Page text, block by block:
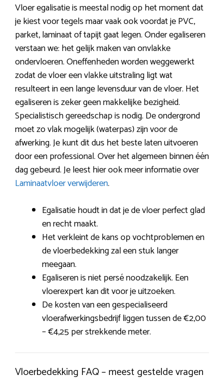
Vloer egalisatie is meestal nodig op het moment dat
je kiest voor tegels maar vaak ook voordat je PVC,
parket, laminaat of tapijt gaat legen. Onder egaliseren
verstaan we: het gelijk maken van onvlakke
ondervloeren. Oneffenheden worden weggewerkt
zodat de vloer een vlakke uitstraling ligt wat
resulteert in een lange levensduur van de vloer. Het
egaliseren is zeker geen makkelijke bezigheid.
Specialistisch gereedschap is nodig. De ondergrond
moet zo vlak mogelijk (waterpas) zijn voor de
afwerking. Je kunt dit dus het beste laten uitvoeren
door een professional. Over het algemeen binnen één
dag gebeurd. Je leest hier ook meer informatie over
Laminaatvloer verwijderen.
Egalisatie houdt in dat je de vloer perfect glad
en recht maakt.
Het verkleint de kans op vochtproblemen en
de vloerbedekking zal een stuk langer
meegaan.
Egaliseren is niet persé noodzakelijk. Een
vloerexpert kan dit voor je uitzoeken.
De kosten van een gespecialiseerd
vloerafwerkingsbedrijf liggen tussen de €2,00
– €4,25 per strekkende meter.
Vloerbedekking FAQ – meest gestelde vragen